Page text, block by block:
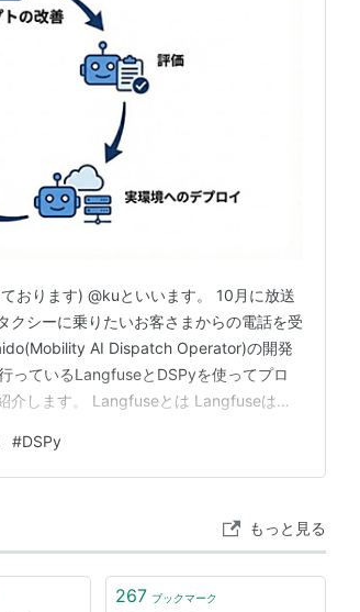
おります) @kuといいます。 10月に放送
クシーに乗りたいお客さまからの電話を受
AI Dispatch Operator)の開発
っているLangfuseとDSPyを使ってプロ
介します。 Langfuseとは Langfuseは、
…
#DSPy
もっと見る
267 ブックマーク